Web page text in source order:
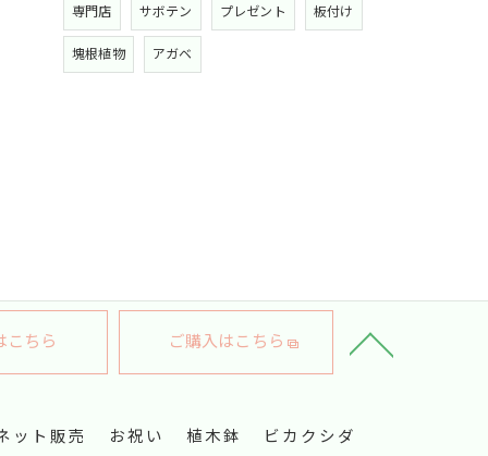
専門店 サボテン プレゼント 板付け
塊根植物 アガベ
こちら ご購入はこちら
ット販売 お祝い 植木鉢 ビカクシダ